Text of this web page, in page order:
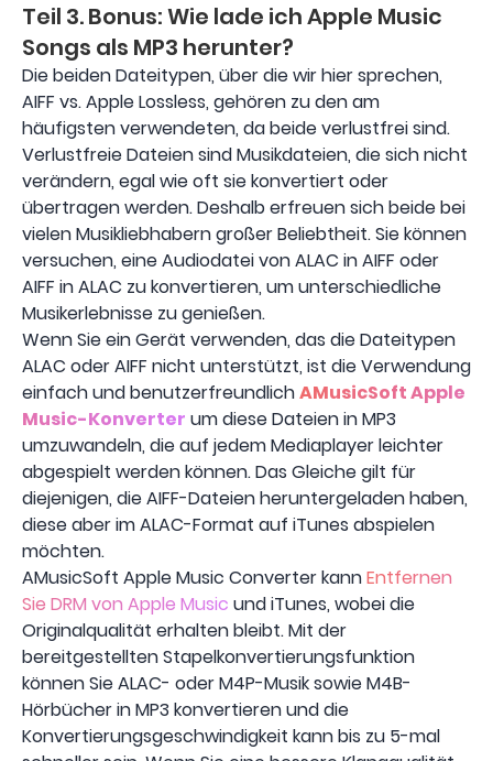
Teil 3. Bonus: Wie lade ich Apple Music
Songs als MP3 herunter?
Die beiden Dateitypen, über die wir hier sprechen,
AIFF vs. Apple Lossless, gehören zu den am
häufigsten verwendeten, da beide verlustfrei sind.
Verlustfreie Dateien sind Musikdateien, die sich nicht
verändern, egal wie oft sie konvertiert oder
übertragen werden. Deshalb erfreuen sich beide bei
vielen Musikliebhabern großer Beliebtheit. Sie können
versuchen, eine Audiodatei von ALAC in AIFF oder
AIFF in ALAC zu konvertieren, um unterschiedliche
Musikerlebnisse zu genießen.
Wenn Sie ein Gerät verwenden, das die Dateitypen
ALAC oder AIFF nicht unterstützt, ist die Verwendung
einfach und benutzerfreundlichAMusicSoft Apple
Music-Konverter um diese Dateien in MP3
umzuwandeln, die auf jedem Mediaplayer leichter
abgespielt werden können. Das Gleiche gilt für
diejenigen, die AIFF-Dateien heruntergeladen haben,
diese aber im ALAC-Format auf iTunes abspielen
möchten.
AMusicSoft Apple Music Converter kannEntfernen
Sie DRM von Apple Music und iTunes, wobei die
Originalqualität erhalten bleibt. Mit der
bereitgestellten Stapelkonvertierungsfunktion
können Sie ALAC- oder M4P-Musik sowie M4B-
Hörbücher in MP3 konvertieren und die
Konvertierungsgeschwindigkeit kann bis zu 5-mal